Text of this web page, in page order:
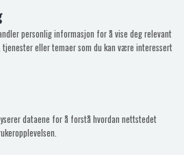
personlig informasjon for å vise deg relevant
tjenester eller temaer som du kan være interessert
dataene for å forstå hvordan nettstedet